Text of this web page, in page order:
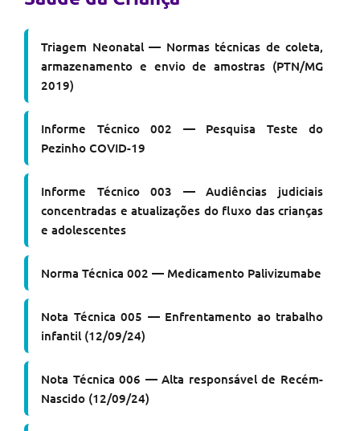
Triagem Neonatal — Normas técnicas de coleta,
armazenamento e envio de amostras (PTN/MG
2019)
Informe Técnico 002 — Pesquisa Teste do
Pezinho COVID-19
Informe Técnico 003 — Audiências judiciais
concentradas e atualizações do fluxo das crianças
e adolescentes
Norma Técnica 002 — Medicamento Palivizumabe
Nota Técnica 005 — Enfrentamento ao trabalho
infantil (12/09/24)
Nota Técnica 006 — Alta responsável de Recém-
Nascido (12/09/24)